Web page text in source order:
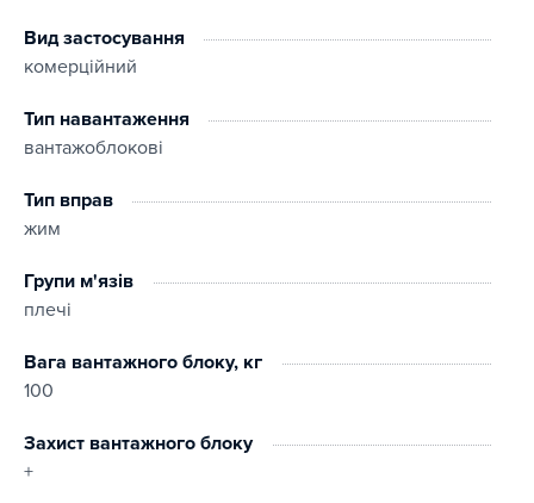
Вид застосування
комерційний
Тип навантаження
вантажоблокові
Тип вправ
жим
Групи м'язів
плечі
Вага вантажного блоку, кг
100
Захист вантажного блоку
+